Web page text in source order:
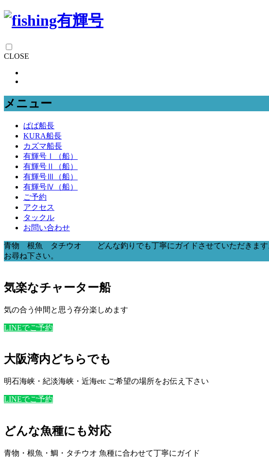
CLOSE
メニュー
ぱぱ船長
KURA船長
カズマ船長
有輝号Ⅰ（船）
有輝号Ⅱ（船）
有輝号Ⅲ（船）
有輝号Ⅳ（船）
ご予約
アクセス
タックル
お問い合わせ
青物 根魚 タチウオ どんな釣りでも丁寧にガイドさせていただきま
お尋ね下さい。
気楽なチャーター船
気の合う仲間と思う存分楽しめます
LINEでご予約
大阪湾内どちらでも
明石海峡・紀淡海峡・近海etc ご希望の場所をお伝え下さい
LINEでご予約
どんな魚種にも対応
青物・根魚・鯛・タチウオ 魚種に合わせて丁寧にガイド